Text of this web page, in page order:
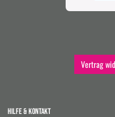
Vertrag
HILFE & KONTAKT